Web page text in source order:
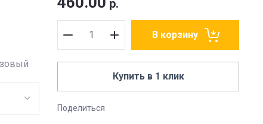
р.
В корзину
Купить в 1 клик
Поделиться